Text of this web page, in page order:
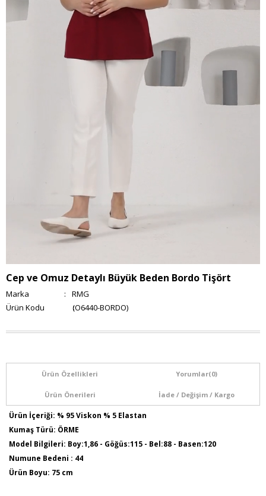
Cep ve Omuz Detaylı Büyük Beden Bordo Tişört
Marka :
RMG
(O6440-BORDO)
Ürün Özellikleri Yorumlar(0)
Ürün Önerileri İade / Değişim / Kargo
Ürün İçeriği: % 95 Viskon % 5 Elastan
Kumaş Türü: ÖRME
Model Bilgileri: Boy:1,86 - Göğüs:115 - Bel:88 - Basen:120
Numune Bedeni : 44
Ürün Boyu: 75 cm